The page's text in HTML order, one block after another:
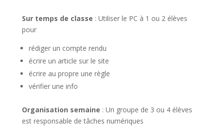
Sur temps de classe : Utiliser le PC à 1 ou 2 élèves
pour
rédiger un compte rendu
écrire un article sur le site
écrire au propre une règle
vérifier une info
Organisation semaine : Un groupe de 3 ou 4 élèves
est responsable de tâches numériques